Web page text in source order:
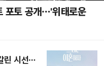
포토 공개…'위태로운
린 시선…